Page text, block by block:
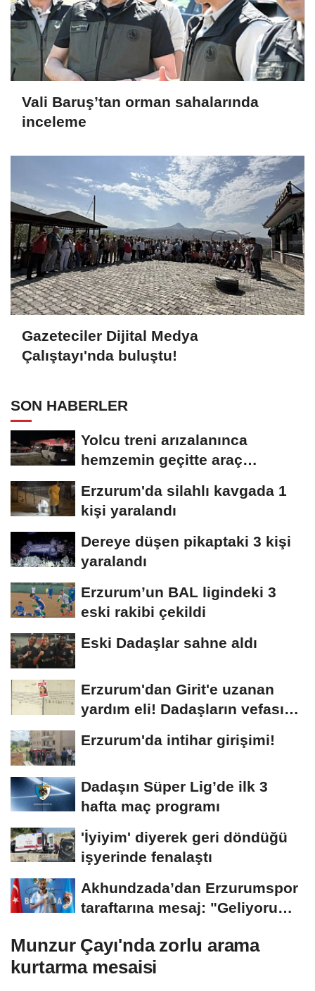
Vali Baruş’tan orman sahalarında
inceleme
Gazeteciler Dijital Medya
Çalıştayı'nda buluştu!
SON HABERLER
Yolcu treni arızalanınca
hemzemin geçitte araç
Erzurum'da silahlı kavgada 1
kişi yaralandı
Dereye düşen pikaptaki 3 kişi
yaralandı
Erzurum’un BAL ligindeki 3
eski rakibi çekildi
Eski Dadaşlar sahne aldı
Erzurum'dan Girit'e uzanan
yardım eli! Dadaşların vefası
Erzurum'da intihar girişimi!
Dadaşın Süper Lig’de ilk 3
hafta maç programı
'İyiyim' diyerek geri döndüğü
işyerinde fenalaştı
Akhundzada’dan Erzurumspor
taraftarına mesaj: "Geliyorum
Munzur Çayı'nda zorlu arama
kurtarma mesaisi